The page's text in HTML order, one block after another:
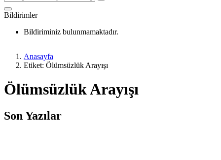
Bildirimler
Bildiriminiz bulunmamaktadır.
Anasayfa
Etiket: Ölümsüzlük Arayışı
Ölümsüzlük Arayışı
Son Yazılar